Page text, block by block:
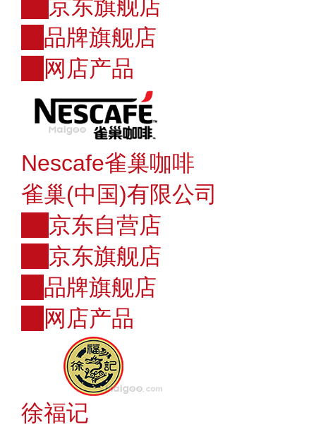
京东旗舰店
品牌旗舰店
网店产品
Nescafe雀巢咖啡
雀巢(中国)有限公司
京东自营店
京东旗舰店
品牌旗舰店
网店产品
徐福记